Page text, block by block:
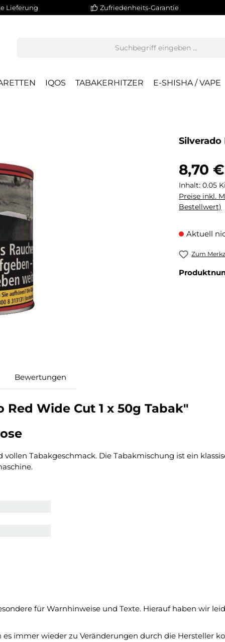
Lieferung Zufriedenheits-Garantie
IQOS TABAKERHITZER E-SHISHA / VAPE
Silverado
8,70 €
Inhalt: 0.05
Preise inkl.
Bestellwert)
Aktuell
Zum
Bewertungen
Wide Cut 1 x 50g Tabak"
Tabakgeschmack. Die Tabakmischung ist ein
für Warnhinweise und Texte. Hierauf haben wir
immer wieder zu Veränderungen durch die Hersteller